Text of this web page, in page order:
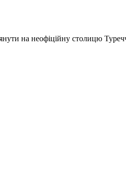
на неофіційну столицю